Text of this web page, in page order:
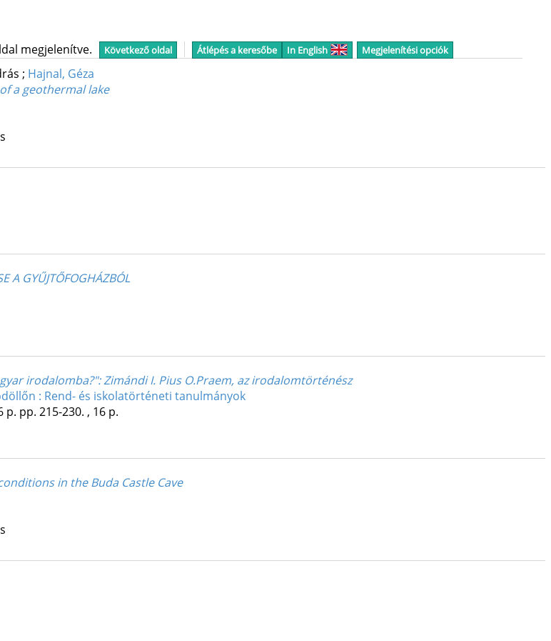
megjelenítve. Következő oldal Átlépés a keresőbe In English Megjelenítési opciók
; Hajnal, Géza
a geothermal lake
A GYŰJTŐFOGHÁZBÓL
irodalomba?": Zimándi I. Pius O.Praem, az irodalomtörténész
: Rend- és iskolatörténeti tanulmányok
p. pp. 215-230. , 16 p.
in the Buda Castle Cave